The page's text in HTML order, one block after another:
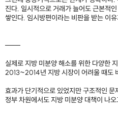
진다. 일시적으로 거래가 늘어도 근본적
쌓인다. 임시방편이라는 비판을 받는 이
───
실제로 지방 미분양 해소를 위한 다양한
2013~2014년 지방 시장이 어려울 때도
효과가 단기적으로 있었지만 구조적인 문
정부 차원에서도 지방 미분양 대책이 나오